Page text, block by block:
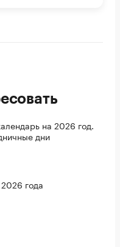
на 2026 год.
дни
года